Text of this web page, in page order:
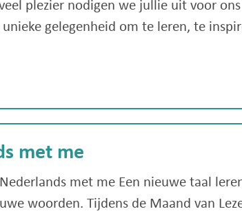
plezier nodigen we jullie uit voor
gelegenheid om te leren, te
met me
met me Een nieuwe taal
woorden. Tijdens de Maand van